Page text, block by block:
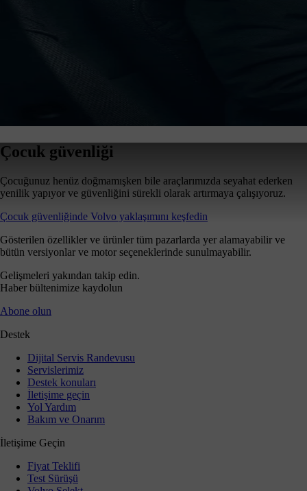
Çocuk güvenliği
Çocuğunuz henüz doğmamışken bile araçlarımızda seyahat ederken
yenilik yapıyor ve güvenliğini sürekli olarak artırmaya çalışıyoruz.
Çocuk güvenliğinde Volvo yaklaşımını keşfedin
Gösterilen özellikler ve ürünler tüm pazarlarda yer alamayabilir ve
bütün versiyonlar ve motor seçeneklerinde sunulmayabilir.